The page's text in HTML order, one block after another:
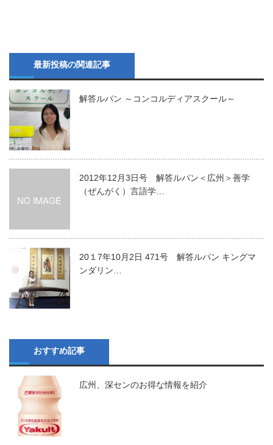
最新投稿の関連記事
解答ルパン ～コンコルディアスクール～
2012年12月3日号 解答ルパン＜広州＞善学
（ぜんがく）言語学…
20１7年10月2日 471号 解答ルパン キングマ
ンダリン…
おすすめ記事
広州、深センのお得な情報を紹介